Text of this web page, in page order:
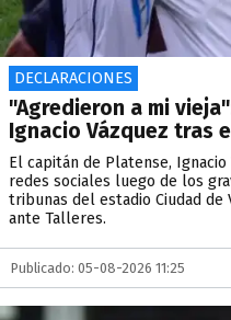
DECLARACIONES
"Agredieron a mi
Ignacio Vázquez tras
El capitán de Platense,
redes sociales luego de los
tribunas del estadio Ciudad
ante Talleres.
Publicado: 05-08-2026 11:25